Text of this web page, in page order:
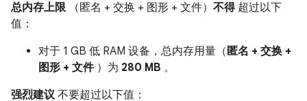
总内存上限（匿名 + 交换 + 图形 + 文件） 不得超过以下
值：
对于 1 GB 低 RAM 设备，总内存用量（匿名 + 交换 +
图形 + 文件）为 280 MB 。
强烈建议不要超过以下值：